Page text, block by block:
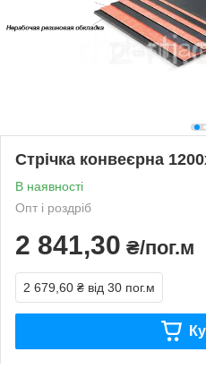
Стрічка конвеєрна
В наявності
Опт і роздріб
2 841,30 ₴/пог.м
2 679,60 ₴ від 30 пог.м